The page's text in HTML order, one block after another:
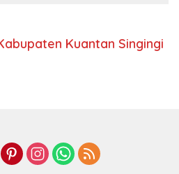
Kuantan Singingi